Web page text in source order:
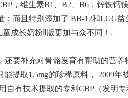
，维生素B1、B2、B6，锌铁钙
而且特别添加了 BB-12和LGG益
成长奶粉Ⅱ版更加与众不同！ ,
还要补充对骨骼发育有帮助的营
提取1.5mg的珍稀原料， 2009年
自有技术提取的专利CBP（发明专